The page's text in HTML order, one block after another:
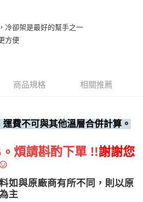
含以上)免運費
冷卻架是最好的幫手之一
方便
商品規格 相關推薦
費不可與其他溫層合併計算。
煩請斟酌下單 !!謝謝您
如與原廠商有所不同，則以原
主